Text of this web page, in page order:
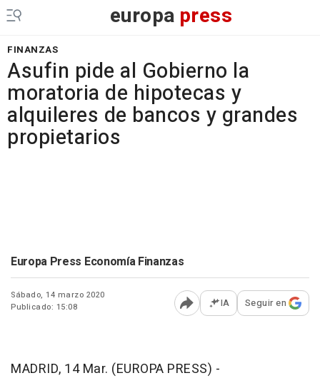
europa press
FINANZAS
Asufin pide al Gobierno la
moratoria de hipotecas y
alquileres de bancos y grandes
propietarios
Europa Press Economía Finanzas
Sábado, 14 marzo 2020
Publicado: 15:08
Abrir opciones para
IA Seguir en
MADRID, 14 Mar. (EUROPA PRESS) -